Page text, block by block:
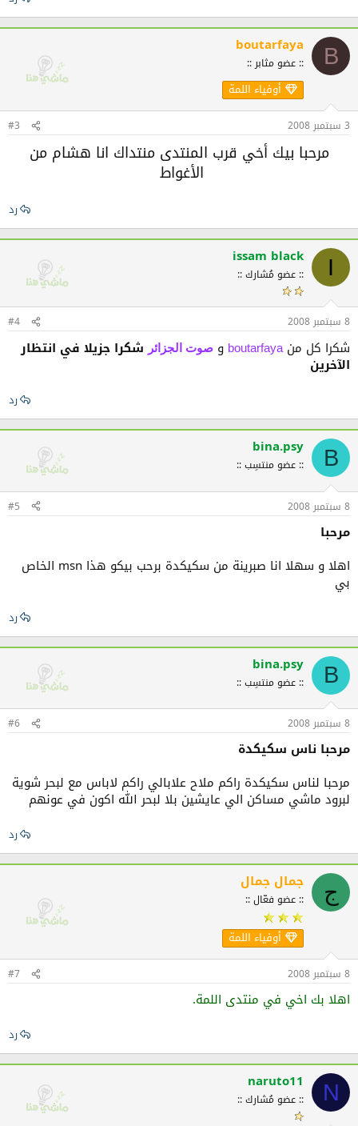
B
boutarfaya
:: عضو مثابر ::
أوفياء اللمة
3 سبتمبر 2008 #3
مرحبا بيك أخي قرب المنتدى منتداك انا هشام من
الأغواط
رد
I
issam black
:: عضو مُشارك ::
8 سبتمبر 2008 #4
شكرا كل منboutarfaya و صوت الجزائر شكرا جزيلا في انتظار
الآخرين
رد
B
bina.psy
:: عضو منتسِب ::
8 سبتمبر 2008 #5
مرحبا
اهلا و سهلا انا صبرينة من سكيكدة برحب بيكو هذا msn الخاص
بي
رد
B
bina.psy
:: عضو منتسِب ::
8 سبتمبر 2008 #6
مرحبا ناس سكيكدة
مرحبا لناس سكيكدة راكم ملاح علابالي راكم لاباس مع لبحر شوية
لبرود ماشي مساكن الي عايشين بلا لبحر الله اكون في عونهم
رد
ج جمال جمال
:: عضو فعّال ::
أوفياء اللمة
8 سبتمبر 2008 #7
اهلا بك اخي في منتدى اللمة.
رد
N
naruto11
:: عضو مُشارك ::